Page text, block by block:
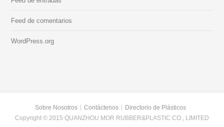
Feed de comentarios
WordPress.org
Sobre Nosotros Contáctenos
Directorio de Plásticos
Copyright © 2015 QUANZHOU MOR RUBBER&PLASTIC CO., LIMITED